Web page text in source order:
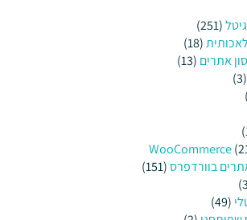
(251)
(18)
(13)
בוורדפרס(151)
(49)